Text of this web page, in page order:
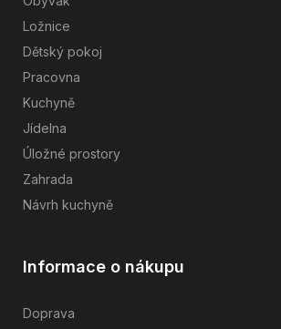
Ložnice
Dětský pokoj
Pracovna
Kuchyně
Jídelna
Úložné prostory
Zahrada
Návrh kuchyně
Informace o nákupu
Doprava